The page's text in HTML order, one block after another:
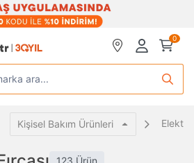
0
ara...
Kişisel Bakım Ürünleri
123 Ürün